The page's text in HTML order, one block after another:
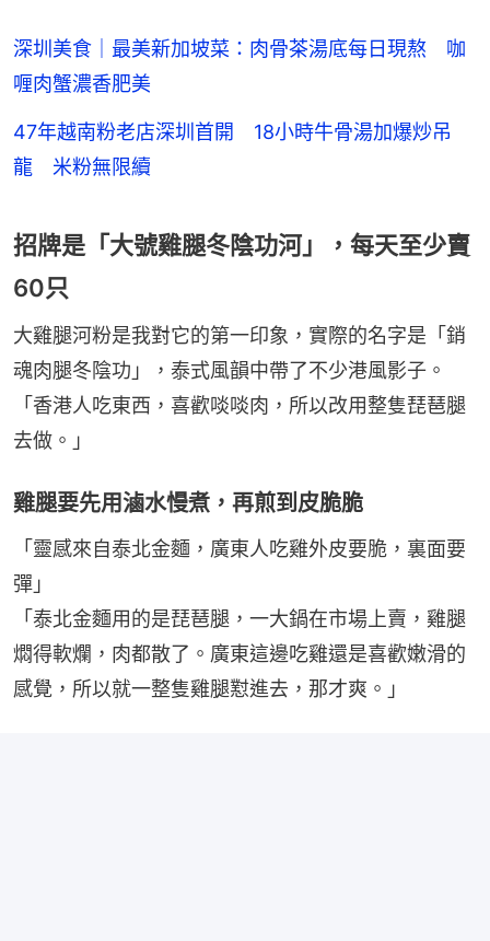
深圳美食｜最美新加坡菜：肉骨茶湯底每日現熬 咖
喱肉蟹濃香肥美
47年越南粉老店深圳首開 18小時牛骨湯加爆炒吊
龍 米粉無限續
招牌是「大號雞腿冬陰功河」，每天至少賣
60只
大雞腿河粉是我對它的第一印象，實際的名字是「銷
魂肉腿冬陰功」，泰式風韻中帶了不少港風影子。
「香港人吃東西，喜歡啖啖肉，所以改用整隻琵琶腿
去做。」
雞腿要先用滷水慢煮，再煎到皮脆脆
「靈感來自泰北金麵，廣東人吃雞外皮要脆，裏面要
彈」
「泰北金麵用的是琵琶腿，一大鍋在市場上賣，雞腿
燜得軟爛，肉都散了。廣東這邊吃雞還是喜歡嫩滑的
感覺，所以就一整隻雞腿懟進去，那才爽。」